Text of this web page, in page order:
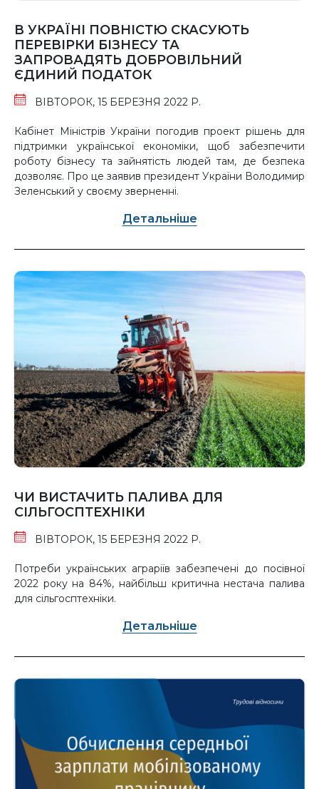
В УКРАЇНІ ПОВНІСТЮ СКАСУЮТЬ
ПЕРЕВІРКИ БІЗНЕСУ ТА
ЗАПРОВАДЯТЬ ДОБРОВІЛЬНИЙ
ЄДИНИЙ ПОДАТОК
ВІВТОРОК, 15 БЕРЕЗНЯ 2022 Р.
Кабінет Міністрів України погодив проект рішень для
підтримки української економіки, щоб забезпечити
роботу бізнесу та зайнятість людей там, де безпека
дозволяє. Про це заявив президент України Володимир
Зеленський у своєму зверненні.
Детальніше
ЧИ ВИСТАЧИТЬ ПАЛИВА ДЛЯ
СІЛЬГОСПТЕХНІКИ
ВІВТОРОК, 15 БЕРЕЗНЯ 2022 Р.
​Потреби українських аграріїв забезпечені до посівної
2022 року на 84%, найбільш критична нестача палива
для сільгосптехніки.
Детальніше